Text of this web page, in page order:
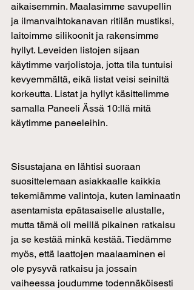
aikaisemmin. Maalasimme savupellin
ja ilmanvaihtokanavan ritilän mustiksi,
laitoimme silikoonit ja rakensimme
hyllyt. Leveiden listojen sijaan
käytimme varjolistoja, jotta tila tuntuisi
kevyemmältä, eikä listat veisi seiniltä
korkeutta. Listat ja hyllyt käsittelimme
samalla Paneeli Ässä 10:llä mitä
käytimme paneeleihin.
Sisustajana en lähtisi suoraan
suosittelemaan asiakkaalle kaikkia
tekemiämme valintoja, kuten laminaatin
asentamista epätasaiselle alustalle,
mutta tämä oli meillä pikainen ratkaisu
ja se kestää minkä kestää. Tiedämme
myös, että laattojen maalaaminen ei
ole pysyvä ratkaisu ja jossain
vaiheessa joudumme todennäköisesti